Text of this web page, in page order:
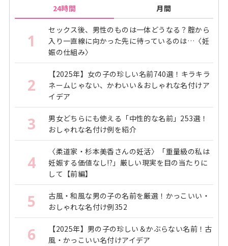
24時間 月間
1
セックス後、男性のものは一体どうなる？腟から
入り一直線に向かった先に待っているのは…〈妊
娠の仕組み〉
2
【2025年】女の子の珍しい名前740選！キラキラ
ネームじゃない、かわいい＆おしゃれな名付けア
イデア
3
男女どちらにも使える「中性的な名前」253選！
おしゃれな名付け例を紹介
4
〈柔道家・杉本美香さんの妊活〉「重量級の私は
妊娠する価値なし!?」厳しい現実を目の当たりに
して【前編】
5
古風・和風な男の子の名前を厳選！かっこいい・
おしゃれな名付け例352
6
【2025年】男の子の珍しい＆かぶらない名前！古
風・かっこいい名付けアイデア